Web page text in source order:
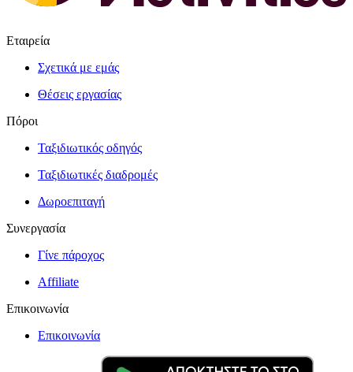
Εταιρεία
Σχετικά με εμάς
Θέσεις εργασίας
Πόροι
Ταξιδιωτικός οδηγός
Ταξιδιωτικές διαδρομές
Δωροεπιταγή
Συνεργασία
Γίνε πάροχος
Affiliate
Επικοινωνία
Επικοινωνία